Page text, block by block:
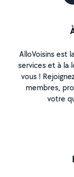
AlloVoisins est
services et à la
vous !
membres,
votre